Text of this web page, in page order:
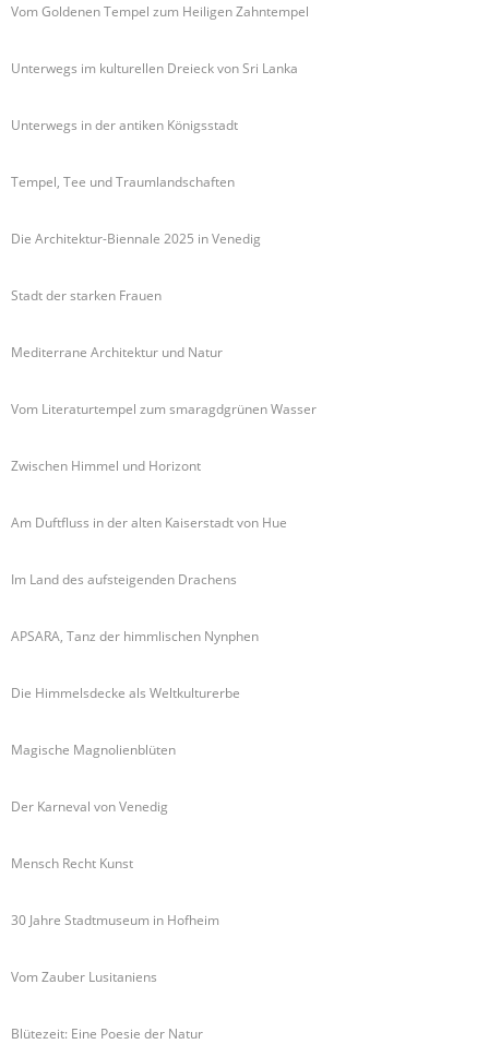
Vom Goldenen Tempel zum Heiligen Zahntempel
Unterwegs im kulturellen Dreieck von Sri Lanka
Unterwegs in der antiken Königsstadt
Tempel, Tee und Traumlandschaften
Die Architektur-Biennale 2025 in Venedig
Stadt der starken Frauen
Mediterrane Architektur und Natur
Vom Literaturtempel zum smaragdgrünen Wasser
Zwischen Himmel und Horizont
Am Duftfluss in der alten Kaiserstadt von Hue
Im Land des aufsteigenden Drachens
APSARA, Tanz der himmlischen Nynphen
Die Himmelsdecke als Weltkulturerbe
Magische Magnolienblüten
Der Karneval von Venedig
Mensch Recht Kunst
30 Jahre Stadtmuseum in Hofheim
Vom Zauber Lusitaniens
Blütezeit: Eine Poesie der Natur